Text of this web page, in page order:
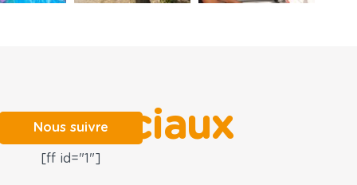
sociaux
[ff id="1"]
Nous suivre